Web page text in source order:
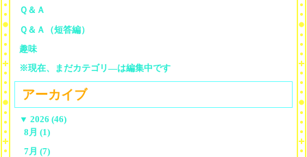
Ｑ＆Ａ
Ｑ＆Ａ（短答編）
趣味
※現在、まだカテゴリ—は編集中です
アーカイブ
▼ 2026 (46)
8月 (1)
7月 (7)